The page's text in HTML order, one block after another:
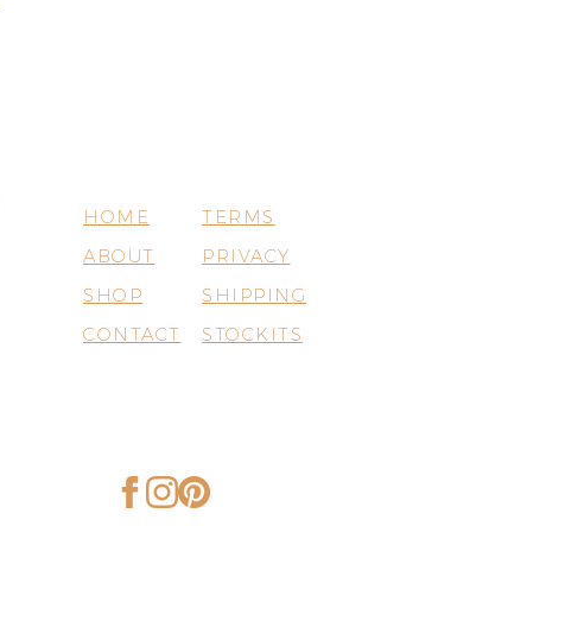
HOME
ABOUT
SHOP
CONTACT
TERMS
PRIVACY
SHIPPING
STOCKITS